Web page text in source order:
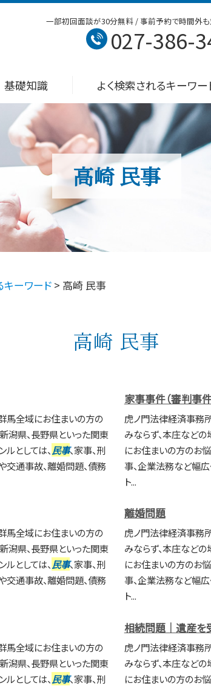
高崎 民事
一部初回面談が30分無料 / 事前予約で時間外
027-386-
基礎知識 よく検索されるキーワー
キーワード > 高崎 民事
高崎 民事
馬全域にお住まいの方の
潟県、長野県といった関東
としては、 民事、家事、刑
交通事故、離婚問題、債務
家事事件（審判事件
虎ノ門法律経済事務
みならず、本庄など
にお住まいの方のお悩
事、企業法務など幅
ト...
馬全域にお住まいの方の
潟県、長野県といった関東
としては、 民事、家事、刑
交通事故、離婚問題、債務
離婚問題
虎ノ門法律経済事務
みならず、本庄など
にお住まいの方のお悩
事、企業法務など幅
ト...
馬全域にお住まいの方の
潟県、長野県といった関東
としては、 民事、家事、刑
相続問題｜遺産を
虎ノ門法律経済事務
みならず、本庄など
にお住まいの方のお悩